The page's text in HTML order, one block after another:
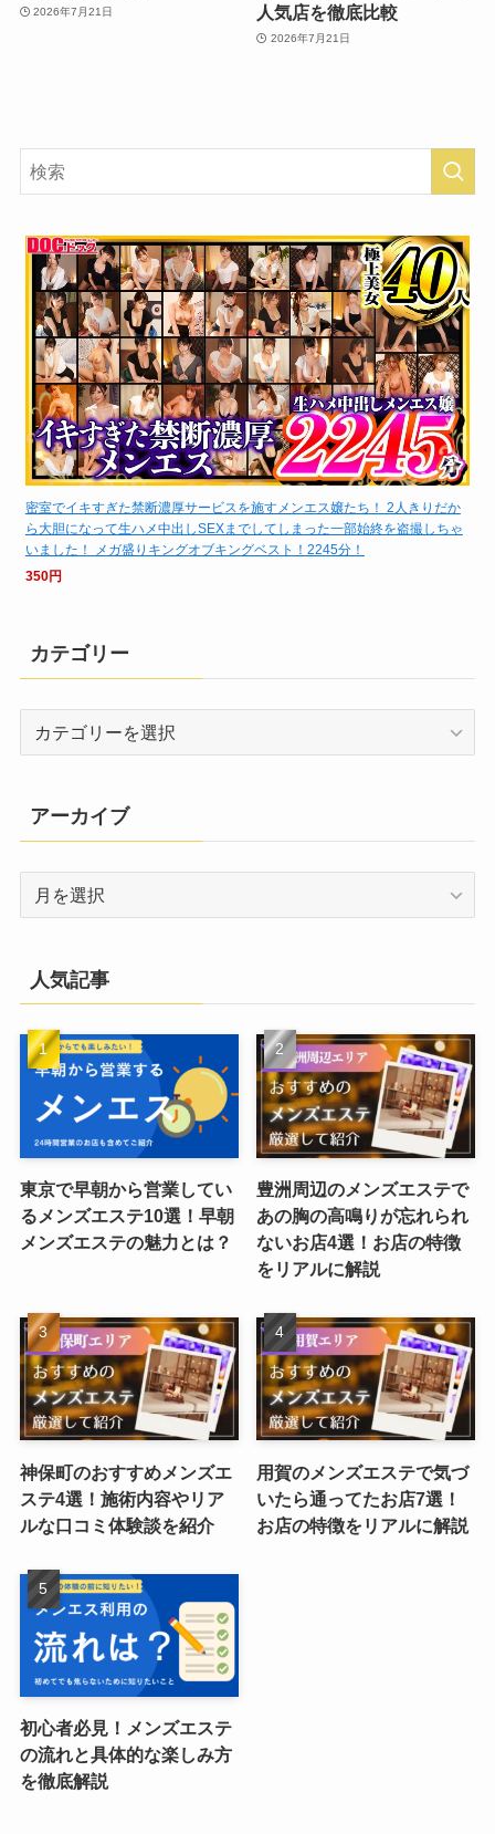
2026年7月21日
人気店を徹底比較
2026年7月21日
密室でイキすぎた禁断濃厚サービスを施すメンエス嬢たち！ 2人きりだか
ら大胆になって生ハメ中出しSEXまでしてしまった一部始終を盗撮しちゃ
いました！ メガ盛りキングオブキングベスト！2245分！
350円
カテゴリー
リ
ー
アーカイブ
ブ
人気記事
東京で早朝から営業してい
るメンズエステ10選！早朝
メンズエステの魅力とは？
豊洲周辺のメンズエステで
あの胸の高鳴りが忘れられ
ないお店4選！お店の特徴
をリアルに解説
神保町のおすすめメンズエ
ステ4選！施術内容やリア
ルな口コミ体験談を紹介
用賀のメンズエステで気づ
いたら通ってたお店7選！
お店の特徴をリアルに解説
初心者必見！メンズエステ
の流れと具体的な楽しみ方
を徹底解説